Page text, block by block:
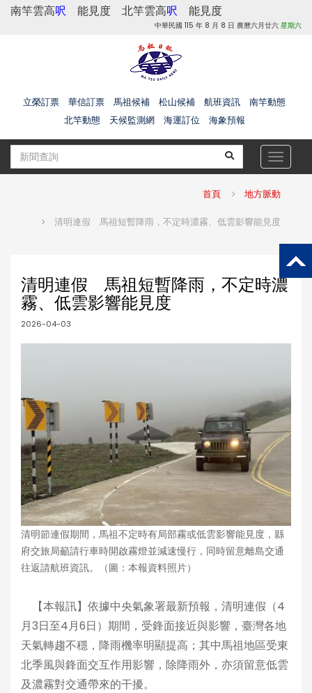
南竿雲高呎 能見度 北竿雲高呎 能見度
中華民國 115 年 8 月 8 日 農曆六月廿六 星期六
立榮訂票 華信訂票 馬祖候補 松山候補 航班資訊
南竿動態
北竿動態
天候監測網 海運訂位 海象預報
Toggle
首頁 地方脈動
清明連假 馬祖短暫降雨，不定時濃霧、低雲影響能見度
清明連假 馬祖短暫降雨，不定時濃
霧、低雲影響能見度
2026-04-03
清明節連假期間，馬祖不定時有局部霧或低雲影響能見度，縣
府交旅局籲請行車時開啟霧燈並減速慢行，同時留意離島交通
往返請航班資訊。（圖：本報資料照片）
【本報訊】依據中央氣象署最新預報，清明連假（4
月3日至4月6日）期間，受鋒面接近與影響，臺灣各地
天氣轉趨不穩，降雨機率明顯提高；其中馬祖地區受東
北季風與鋒面交互作用影響，除降雨外，亦須留意低雲
及濃霧對交通帶來的干擾。